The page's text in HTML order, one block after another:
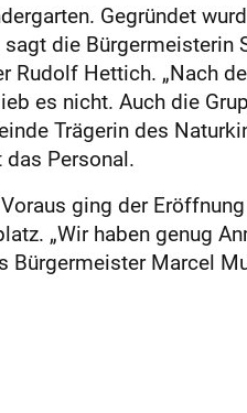
Gegründet
die Bürgermeisterin
Hettich. „Nach
es nicht. Auch die
Trägerin des
Personal.
ging der
„Wir haben genug
Bürgermeister Marcel